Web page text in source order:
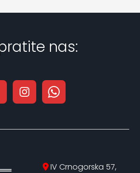
nas:
IV Crnogorska 57,